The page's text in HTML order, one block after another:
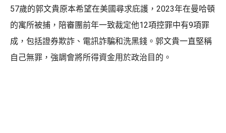
57歲的郭文貴原本希望在美國尋求庇護，2023年在曼哈頓
的寓所被捕，陪審團前年一致裁定他12項控罪中有9項罪
成，包括證券欺詐、電訊詐騙和洗黑錢。郭文貴一直堅稱
自己無罪，強調會將所得資金用於政治目的。